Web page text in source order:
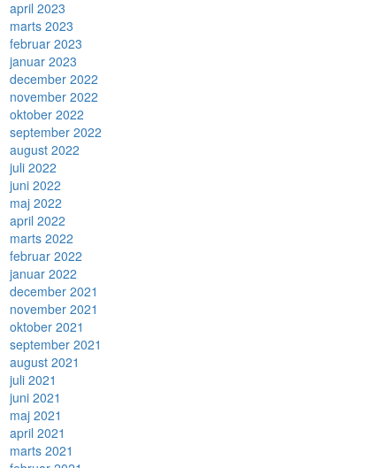
april 2023
marts 2023
februar 2023
januar 2023
december 2022
november 2022
oktober 2022
september 2022
august 2022
juli 2022
juni 2022
maj 2022
april 2022
marts 2022
februar 2022
januar 2022
december 2021
november 2021
oktober 2021
september 2021
august 2021
juli 2021
juni 2021
maj 2021
april 2021
marts 2021